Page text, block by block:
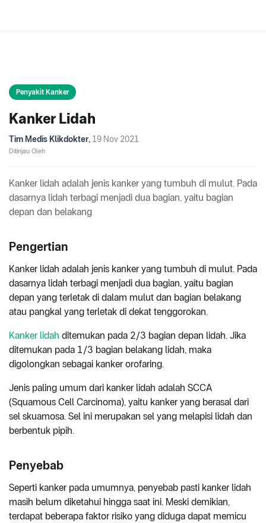
Penyakit Kanker
Kanker Lidah
Tim Medis Klikdokter, 19 Nov 2021
Ditinjau Oleh
Kanker lidah adalah jenis kanker yang tumbuh di mulut. Pada
dasarnya lidah terbagi menjadi dua bagian, yaitu bagian
depan dan belakang
Pengertian
Kanker lidah adalah jenis kanker yang tumbuh di mulut. Pada
dasarnya lidah terbagi menjadi dua bagian, yaitu bagian
depan yang terletak di dalam mulut dan bagian belakang
atau pangkal yang terletak di dekat tenggorokan.
Kanker lidah ditemukan pada 2/3 bagian depan lidah. Jika
ditemukan pada 1/3 bagian belakang lidah, maka
digolongkan sebagai kanker orofaring.
Jenis paling umum dari kanker lidah adalah SCCA
(Squamous Cell Carcinoma), yaitu kanker yang berasal dari
sel skuamosa. Sel ini merupakan sel yang melapisi lidah dan
berbentuk pipih.
Penyebab
Seperti kanker pada umumnya, penyebab pasti kanker lidah
masih belum diketahui hingga saat ini. Meski demikian,
terdapat beberapa faktor risiko yang diduga dapat memicu